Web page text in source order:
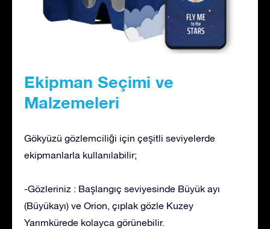
Ekipman Seçimi ve
Malzemeleri
Gökyüzü gözlemciliği için çeşitli seviyelerde
ekipmanlarla kullanılabilir;
-Gözleriniz : Başlangıç seviyesinde Büyük ayı
(Büyükayı) ve Orion, çıplak gözle Kuzey
Yarımkürede kolayca görünebilir.